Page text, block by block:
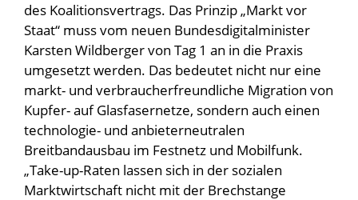
des Koalitionsvertrags. Das Prinzip „Markt vor
Staat“ muss vom neuen Bundesdigitalminister
Karsten Wildberger von Tag 1 an in die Praxis
umgesetzt werden. Das bedeutet nicht nur eine
markt- und verbraucherfreundliche Migration von
Kupfer- auf Glasfasernetze, sondern auch einen
technologie- und anbieterneutralen
Breitbandausbau im Festnetz und Mobilfunk.
„Take-up-Raten lassen sich in der sozialen
Marktwirtschaft nicht mit der Brechstange